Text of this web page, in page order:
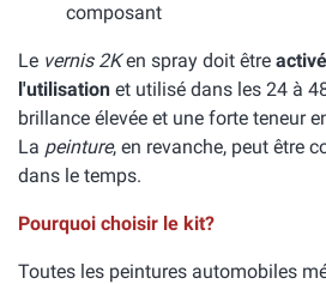
composant
Le vernis 2Ken spray doit être
l'utilisation et utilisé dans les 24 à
brillance élevée et une forte teneur
La peinture, en revanche, peut être
dans le temps.
Pourquoi choisir le kit?
Toutes les peintures automobiles